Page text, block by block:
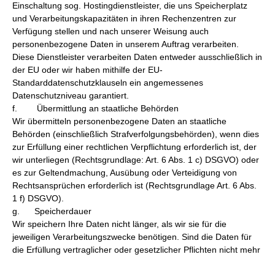
Einschaltung sog. Hostingdienstleister, die uns Speicherplatz
und Verarbeitungskapazitäten in ihren Rechenzentren zur
Verfügung stellen und nach unserer Weisung auch
personenbezogene Daten in unserem Auftrag verarbeiten.
Diese Dienstleister verarbeiten Daten entweder ausschließlich in
der EU oder wir haben mithilfe der EU-
Standarddatenschutzklauseln ein angemessenes
Datenschutzniveau garantiert.
f. Übermittlung an staatliche Behörden
Wir übermitteln personenbezogene Daten an staatliche
Behörden (einschließlich Strafverfolgungsbehörden), wenn dies
zur Erfüllung einer rechtlichen Verpflichtung erforderlich ist, der
wir unterliegen (Rechtsgrundlage: Art. 6 Abs. 1 c) DSGVO) oder
es zur Geltendmachung, Ausübung oder Verteidigung von
Rechtsansprüchen erforderlich ist (Rechtsgrundlage Art. 6 Abs.
1 f) DSGVO).
g. Speicherdauer
Wir speichern Ihre Daten nicht länger, als wir sie für die
jeweiligen Verarbeitungszwecke benötigen. Sind die Daten für
die Erfüllung vertraglicher oder gesetz­licher Pflichten nicht mehr